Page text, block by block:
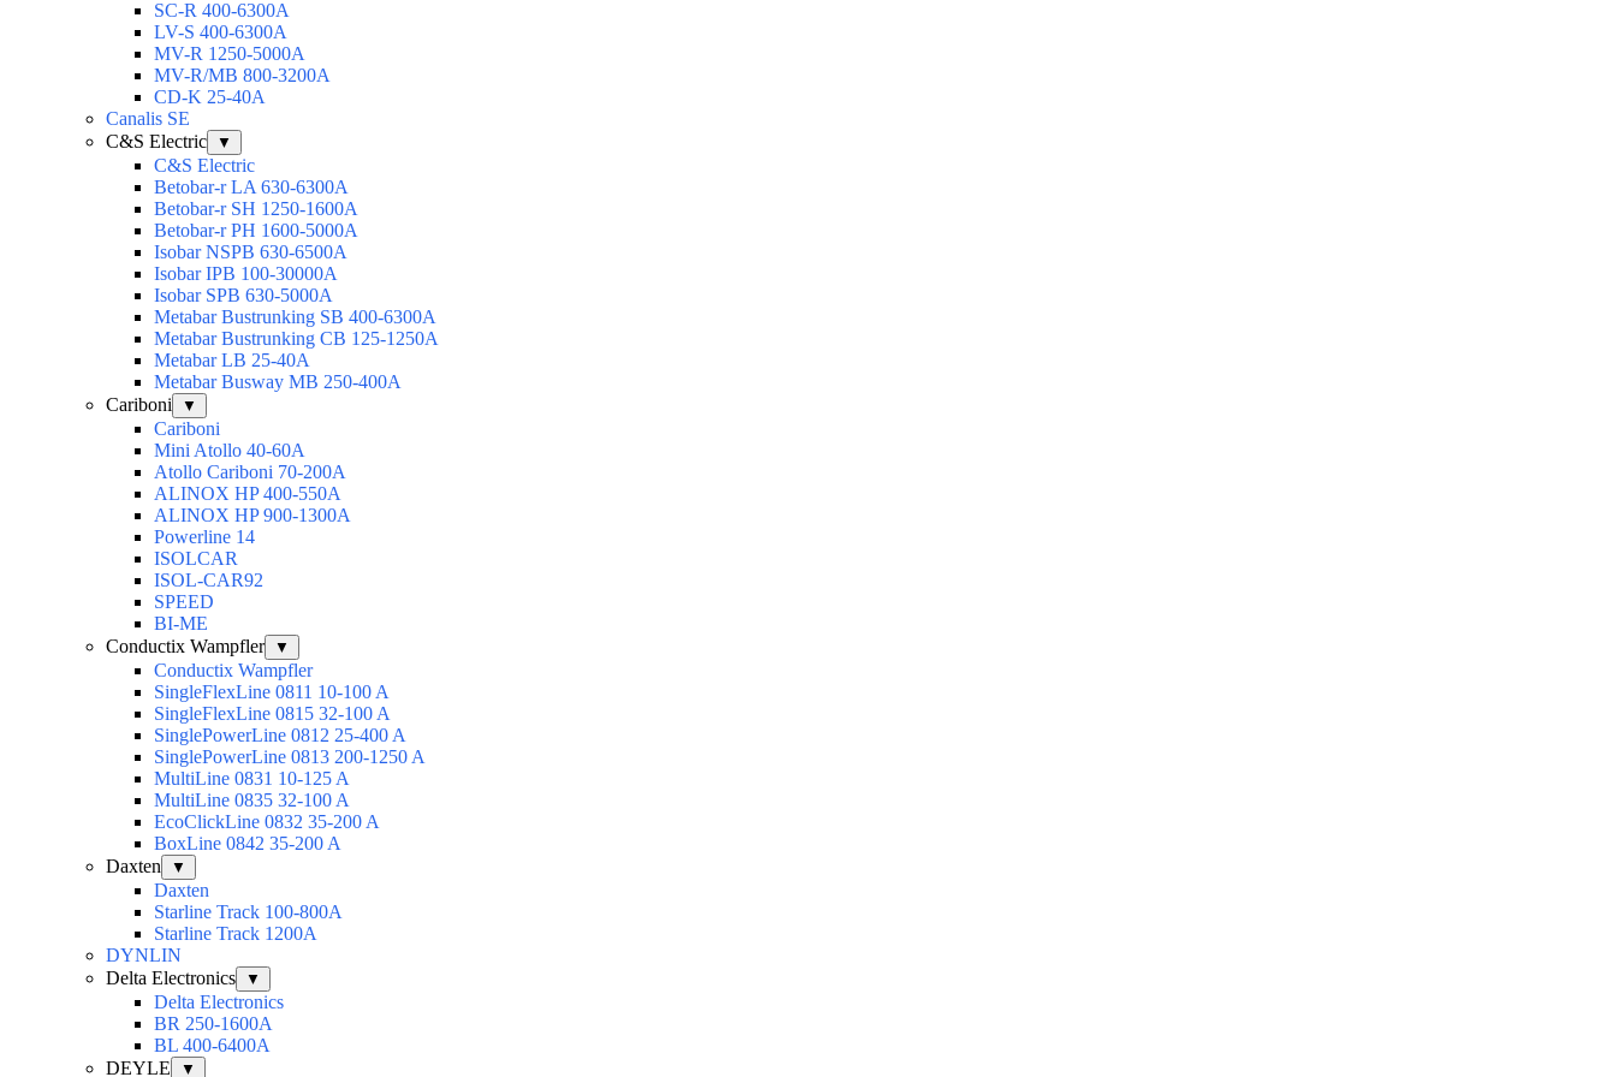
SC-R 400-6300A
LV-S 400-6300A
MV-R 1250-5000A
MV-R/MB 800-3200A
CD-K 25-40A
Canalis SE
C&S Electric
▼
C&S Electric
Betobar-r LA 630-6300A
Betobar-r SH 1250-1600A
Betobar-r PH 1600-5000A
Isobar NSPB 630-6500A
Isobar IPB 100-30000A
Isobar SPB 630-5000A
Metabar Bustrunking SB 400-6300A
Metabar Bustrunking CB 125-1250A
Metabar LB 25-40A
Metabar Busway MB 250-400A
Cariboni
▼
Cariboni
Mini Atollo 40-60A
Atollo Cariboni 70-200A
ALINOX HP 400-550A
ALINOX HP 900-1300A
Powerline 14
ISOLCAR
ISOL-CAR92
SPEED
BI-ME
Conductix Wampfler
▼
Conductix Wampfler
SingleFlexLine 0811 10-100 A
SingleFlexLine 0815 32-100 A
SinglePowerLine 0812 25-400 A
SinglePowerLine 0813 200-1250 A
MultiLine 0831 10-125 A
MultiLine 0835 32-100 A
EcoClickLine 0832 35-200 A
BoxLine 0842 35-200 A
Daxten
▼
Daxten
Starline Track 100-800А
Starline Track 1200А
DYNLIN
Delta Electronics
▼
Delta Electronics
BR 250-1600A
BL 400-6400A
DEYLE
▼